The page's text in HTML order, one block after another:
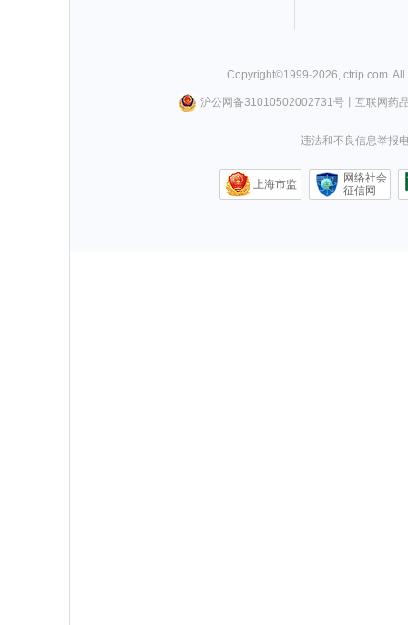
Copyright©1999-2026, ctrip.com.
沪公网备31010502002731号丨 互联网药
违法和不良信息举报
上海市监
网络社会
征信网